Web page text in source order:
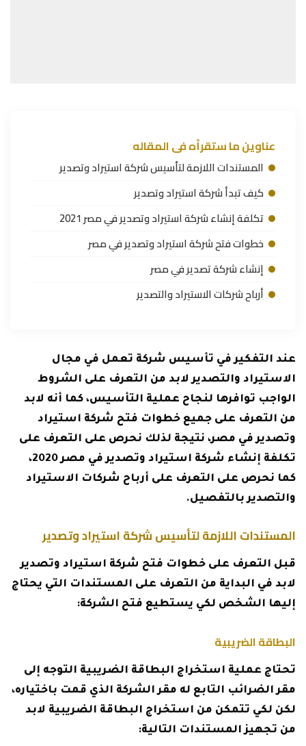
عناوين ما ستقرأه فى المقاله
المستندات اللازمة لتأسيس شركة استيراد وتصدير
كيف تبدأ شركة استيراد وتصدير
تكلفة إنشاء شركة استيراد وتصدير في مصر 2021
خطوات فتح شركة استيراد وتصدير في مصر
إنشاء شركة تصدير في مصر
أرباح شركات الاستيراد والتصدير
عند التفكير في تأسيس شركة تعمل في مجال
الاستيراد والتصدير لابد من التعرف على الشروط
الواجب توافرها لنجاح عملية التأسيس، كما أنه لابد
من التعرف على جميع خطوات فتح شركة استيراد
وتصدير في مصر، نتيجة لذلك نحرص على التعرف على
تكلفة إنشاء شركة استيراد وتصدير في مصر 2020،
كما نحرص على التعرف على أرباح شركات الاستيراد
والتصدير بالتفصيل.
المستندات اللازمة لتأسيس شركة استيراد وتصدير
قبل التعرف على خطوات فتح شركة استيراد وتصدير
لابد في البداية من التعرف على المستندات التي يحتاج
إليها الشخص لكي يستطيع فتح الشركة:
البطاقة الضريبية
تحتاج عملية استخراج البطاقة الضريبية التوجه إلى
مقر الضرائب التابع له مقر الشركة الذي قمت باختياره،
لكن لكي تتمكن من استخراج البطاقة الضريبية لابد
من تجهيز المستندات التالية: